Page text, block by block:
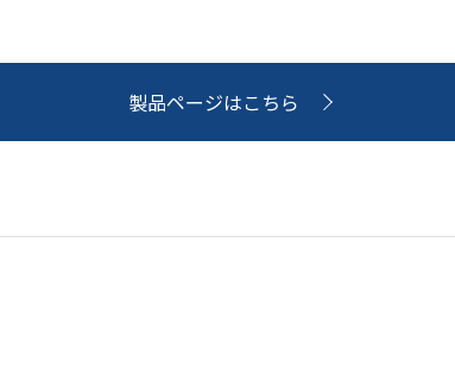
製品ページはこちら